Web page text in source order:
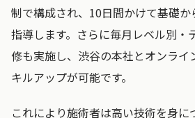
制で構成され、10日間かけて基礎
指導します。さらに毎月レベル別・
修も実施し、渋谷の本社とオンライ
キルアップが可能です。
これにより施術者は高い技術を身に